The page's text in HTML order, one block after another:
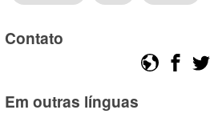
Contato
Em outras línguas